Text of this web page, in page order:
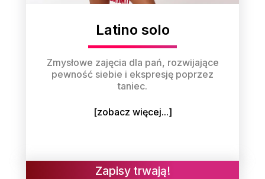
Latino solo
Zmysłowe zajęcia dla pań, rozwijające
pewność siebie i ekspresję poprzez
taniec.
[zobacz więcej...]
Zapisy trwają!